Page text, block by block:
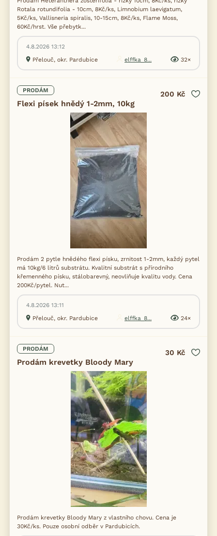
Rotala rotundifolia - 10cm, 8Kč/ks, Limnobium laevigatum,
5Kč/ks, Vallisneria spiralis, 10-15cm, 8Kč/ks, Flame Moss,
60Kč/hrst. Vše přebytk...
4.8.2026 13:12
Přelouč, okr. Pardubice
elffka_8... 32×
PRODÁM
Flexi písek hnědý 1-2mm, 10kg
200 Kč
Prodám 2 pytle hnědého flexi písku, zrnitost 1-2mm, každý pytel
má 10kg/6 litrů substrátu. Kvalitní substrát s přírodního
křemenného písku, stálobarevný, neovliňuje kvalitu vody. Cena
200Kč/pytel. Nut...
4.8.2026 13:11
Přelouč, okr. Pardubice
elffka_8... 24×
PRODÁM
Prodám krevetky Bloody Mary
30 Kč
Prodám krevetky Bloody Mary z vlastního chovu. Cena je
30Kč/ks. Pouze osobní odběr v Pardubicích.